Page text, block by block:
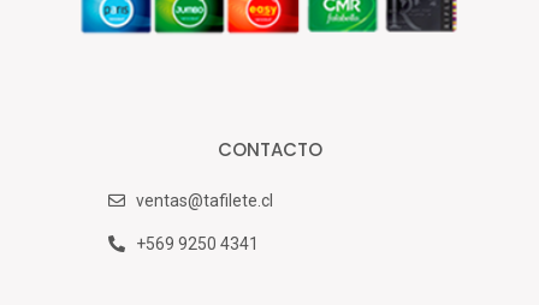
CONTACTO
ventas@tafilete.cl
+569 9250 4341